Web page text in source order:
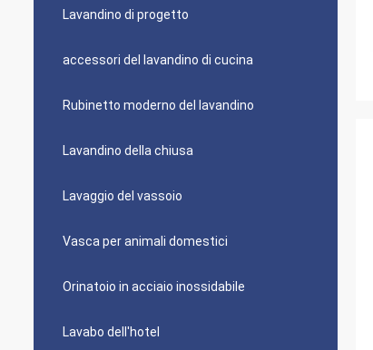
Lavandino di progetto
accessori del lavandino di cucina
Rubinetto moderno del lavandino
Lavandino della chiusa
Lavaggio del vassoio
Vasca per animali domestici
Orinatoio in acciaio inossidabile
Lavabo dell'hotel